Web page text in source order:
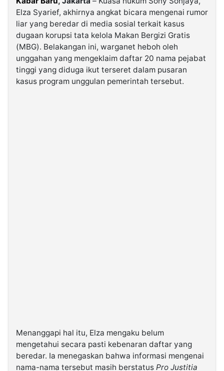
Kabarbaru.co
2026
Kabarbaru
Media
Elza Syarief, akhirnya angkat bicara mengenai rumor
liar yang beredar di media sosial terkait kasus
dugaan korupsi tata kelola Makan Bergizi Gratis
(MBG). Belakangan ini, warganet heboh oleh
unggahan yang mengeklaim daftar 20 nama pejabat
tinggi yang diduga ikut terseret dalam pusaran
kasus program unggulan pemerintah tersebut.
Menanggapi hal itu, Elza mengaku belum
mengetahui secara pasti kebenaran daftar yang
beredar. Ia menegaskan bahwa informasi mengenai
nama-nama tersebut masih berstatus Pro Justitia